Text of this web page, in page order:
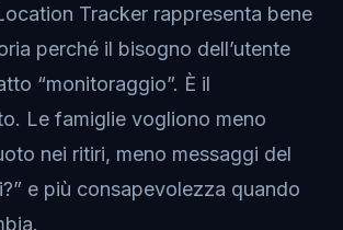
Tracker rappresenta bene
perché il bisogno dell’utente
“monitoraggio”. È il
Le famiglie vogliono meno
nei ritiri, meno messaggi del
e più consapevolezza quando